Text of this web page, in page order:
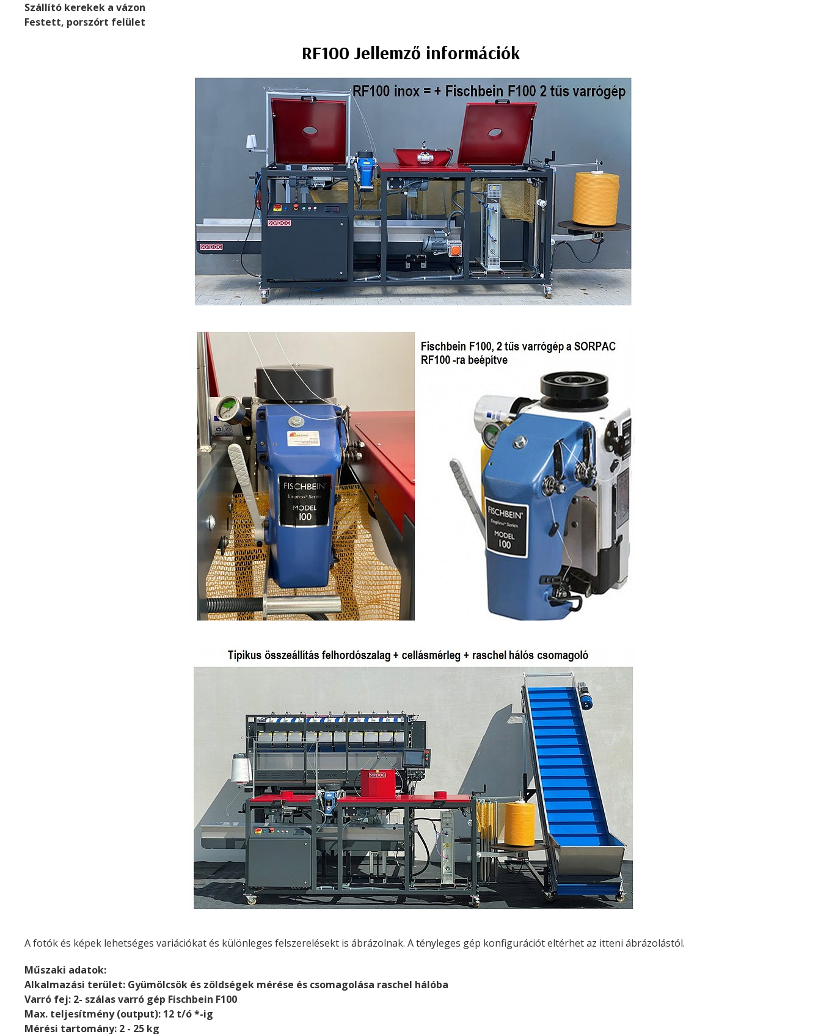
Szállító kerekek a vázon
Festett, porszórt felület
RF100 Jellemző információk
A fotók és képek lehetséges variációkat és különleges felszerelésekt is ábrázolnak. A tényleges gép konfigurációt eltérhet az itteni ábrázolástól.
Műszaki adatok:
Alkalmazási terület: Gyümölcsök és zöldségek mérése és csomagolása raschel hálóba
Varró fej: 2- szálas varró gép Fischbein F100
Max. teljesítmény (output): 12 t/ó *-ig
Mérési tartomány: 2 - 25 kg